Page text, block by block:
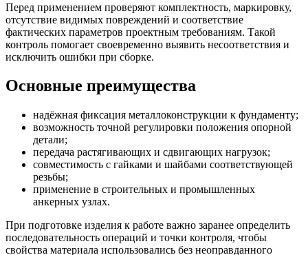
Перед применением проверяют комплектность, маркировку,
отсутствие видимых повреждений и соответствие
фактических параметров проектным требованиям. Такой
контроль помогает своевременно выявить несоответствия и
исключить ошибки при сборке.
Основные преимущества
надёжная фиксация металлоконструкции к фундаменту;
возможность точной регулировки положения опорной
детали;
передача растягивающих и сдвигающих нагрузок;
совместимость с гайками и шайбами соответствующей
резьбы;
применение в строительных и промышленных
анкерных узлах.
При подготовке изделия к работе важно заранее определить
последовательность операций и точки контроля, чтобы
свойства материала использовались без неоправданного